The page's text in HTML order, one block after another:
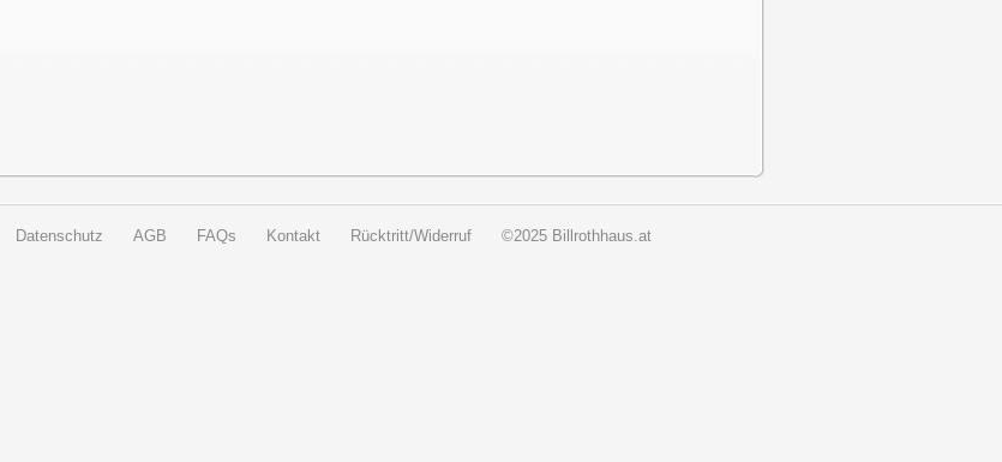
Datenschutz AGB FAQs Kontakt Rücktritt/Widerruf ©2025 Billrothhaus.at